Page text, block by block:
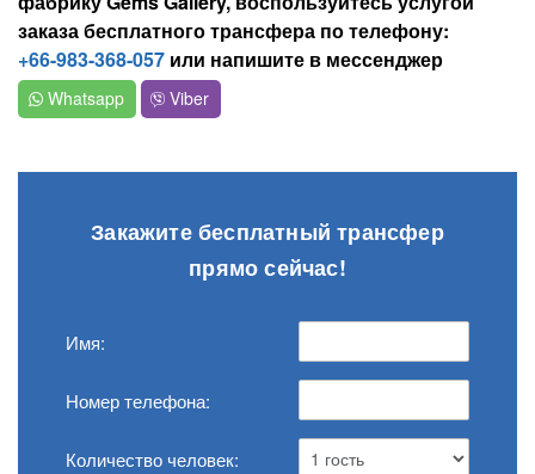
заказа бесплатного трансфера по телефону:
+66-983-368-057 или напишите в мессенджер
Whatsapp Viber
Закажите бесплатный трансфер
прямо сейчас!
Имя:
Номер телефона:
Количество человек: